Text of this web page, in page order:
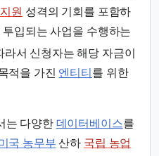
원 성격의 기회를 포함하
입되는 사업을 수행하는
라서 신청자는 해당 자금이
적을 가진 엔티티 를 위한
는 다양한 데이터베이스를
국 농무부 산하 국립 농업